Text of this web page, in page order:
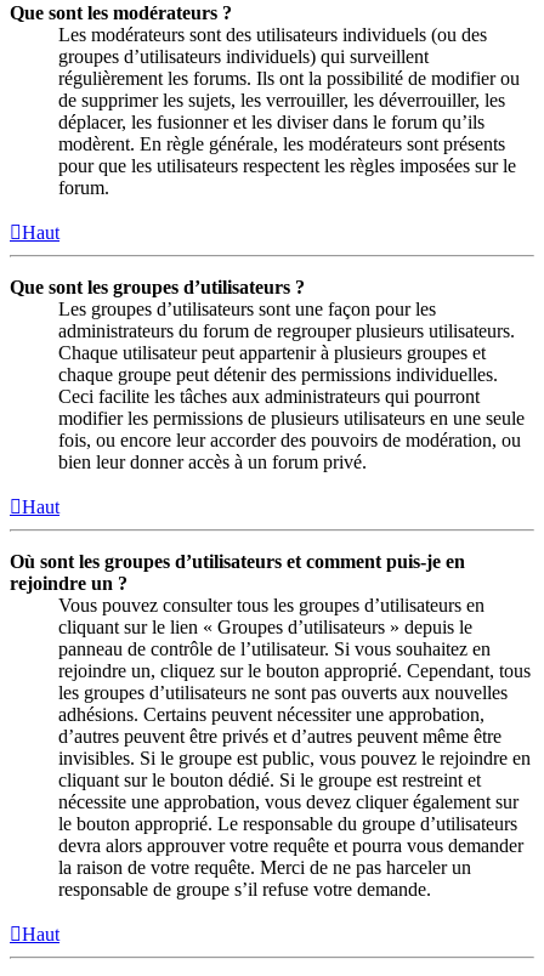
Que sont les modérateurs ?
Les modérateurs sont des utilisateurs individuels (ou des
groupes d’utilisateurs individuels) qui surveillent
régulièrement les forums. Ils ont la possibilité de modifier ou
de supprimer les sujets, les verrouiller, les déverrouiller, les
déplacer, les fusionner et les diviser dans le forum qu’ils
modèrent. En règle générale, les modérateurs sont présents
pour que les utilisateurs respectent les règles imposées sur le
forum.
Haut
Que sont les groupes d’utilisateurs ?
Les groupes d’utilisateurs sont une façon pour les
administrateurs du forum de regrouper plusieurs utilisateurs.
Chaque utilisateur peut appartenir à plusieurs groupes et
chaque groupe peut détenir des permissions individuelles.
Ceci facilite les tâches aux administrateurs qui pourront
modifier les permissions de plusieurs utilisateurs en une seule
fois, ou encore leur accorder des pouvoirs de modération, ou
bien leur donner accès à un forum privé.
Haut
Où sont les groupes d’utilisateurs et comment puis-je en
rejoindre un ?
Vous pouvez consulter tous les groupes d’utilisateurs en
cliquant sur le lien « Groupes d’utilisateurs » depuis le
panneau de contrôle de l’utilisateur. Si vous souhaitez en
rejoindre un, cliquez sur le bouton approprié. Cependant, tous
les groupes d’utilisateurs ne sont pas ouverts aux nouvelles
adhésions. Certains peuvent nécessiter une approbation,
d’autres peuvent être privés et d’autres peuvent même être
invisibles. Si le groupe est public, vous pouvez le rejoindre en
cliquant sur le bouton dédié. Si le groupe est restreint et
nécessite une approbation, vous devez cliquer également sur
le bouton approprié. Le responsable du groupe d’utilisateurs
devra alors approuver votre requête et pourra vous demander
la raison de votre requête. Merci de ne pas harceler un
responsable de groupe s’il refuse votre demande.
Haut